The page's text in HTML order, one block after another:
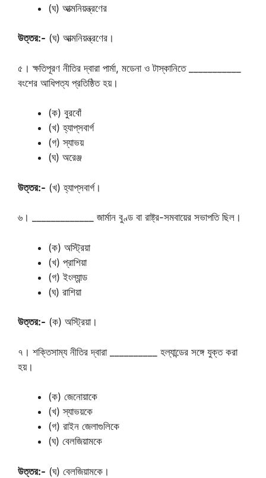
(ঘ) আত্মনিয়ন্ত্রণের
উত্তর:- (ঘ) আত্মনিয়ন্ত্রণের।
৫। ক্ষতিপূরণ নীতির দ্বারা পার্মা, মডেনা ও টাস্কানিতে ___________
বংশের আধিপত্য প্রতিষ্ঠিত হয়।
(ক) বুরবোঁ
(খ) হ্যাপ্‌সবার্গ
(গ) স্যাভয়
(ঘ) অরেঞ্জ
উত্তর:- (খ) হ্যাপ্‌সবার্গ।
৬। _____________ জার্মান বুণ্ড বা রাষ্ট্র-সমবায়ের সভাপতি ছিল।
(ক) অস্ট্রিয়া
(খ) প্রাশিয়া
(গ) ইংল্যান্ড
(ঘ) রাশিয়া
উত্তর:- (ক) অস্ট্রিয়া।
৭। শক্তিসাম্য নীতির দ্বারা __________ হল্যান্ডের সঙ্গে যুক্ত করা
হয়।
(ক) জেনোয়াকে
(খ) স্যাভয়কে
(গ) রাইন জেলাগুলিকে
(ঘ) বেলজিয়ামকে
উত্তর:- (ঘ) বেলজিয়ামকে।